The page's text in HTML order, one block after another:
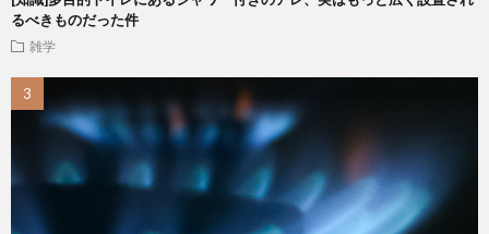
るべきものだった件
雑学